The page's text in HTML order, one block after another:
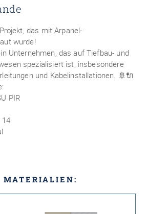
das mit Arpanel-
wurde!
Unternehmen, das auf Tiefbau- und
spezialisiert ist, insbesondere
und Kabelinstallationen. 🚢🔌
PIR
14
MATERIALIEN: